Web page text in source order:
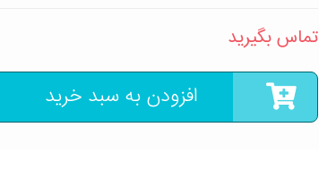
تماس بگیرید
افزودن به سبد خرید